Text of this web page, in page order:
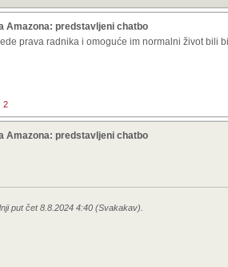
Amazona: predstavljeni chatbo
prava radnika i omoguće im normalni život bili
2
Amazona: predstavljeni chatbo
put čet 8.8.2024 4:40 (Svakakav).